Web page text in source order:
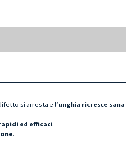
si arresta e l’unghia ricresce sana
ed efficaci.
.